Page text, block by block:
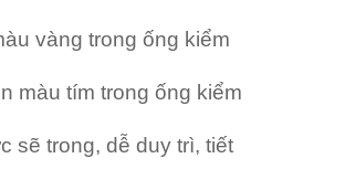
vàng trong ống kiểm
màu tím trong ống kiểm
sẽ trong, dễ duy trì, tiết